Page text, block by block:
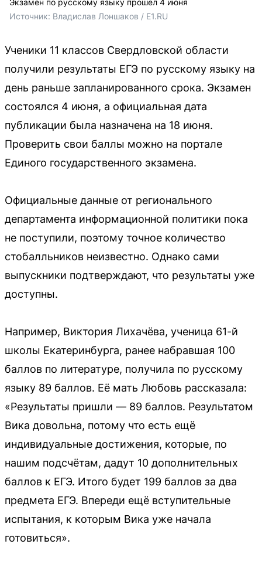
Источник: Владислав Лоншаков / E1.RU
Ученики 11 классов Свердловской области
получили результаты ЕГЭ по русскому языку на
день раньше запланированного срока. Экзамен
состоялся 4 июня, а официальная дата
публикации была назначена на 18 июня.
Проверить свои баллы можно на портале
Единого государственного экзамена.
Официальные данные от регионального
департамента информационной политики пока
не поступили, поэтому точное количество
стобалльников неизвестно. Однако сами
выпускники подтверждают, что результаты уже
доступны.
Например, Виктория Лихачёва, ученица 61-й
школы Екатеринбурга, ранее набравшая 100
баллов по литературе, получила по русскому
языку 89 баллов. Её мать Любовь рассказала:
«Результаты пришли — 89 баллов. Результатом
Вика довольна, потому что есть ещё
индивидуальные достижения, которые, по
нашим подсчётам, дадут 10 дополнительных
баллов к ЕГЭ. Итого будет 199 баллов за два
предмета ЕГЭ. Впереди ещё вступительные
испытания, к которым Вика уже начала
готовиться».